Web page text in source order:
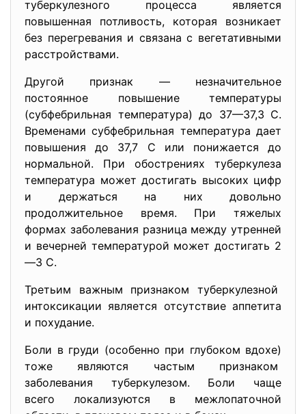
туберкулезного процесса является
повышенная потливость, которая возникает
без перегревания и связана с вегетативными
расстройствами.
Другой признак — незначительное
постоянное повышение температуры
(субфебрильная температура) до 37—37,3 С.
Временами субфебрильная температура дает
повышения до 37,7 С или понижается до
нормальной. При обострениях туберкулеза
температура может достигать высоких цифр
и держаться на них довольно
продолжительное время. При тяжелых
формах заболевания разница между утренней
и вечерней температурой может достигать 2
—3 С.
Третьим важным признаком туберкулезной
интоксикации является отсутствие аппетита
и похудание.
Боли в груди (особенно при глубоком вдохе)
тоже являются частым признаком
заболевания туберкулезом. Боли чаще
всего локализуются в межлопаточной